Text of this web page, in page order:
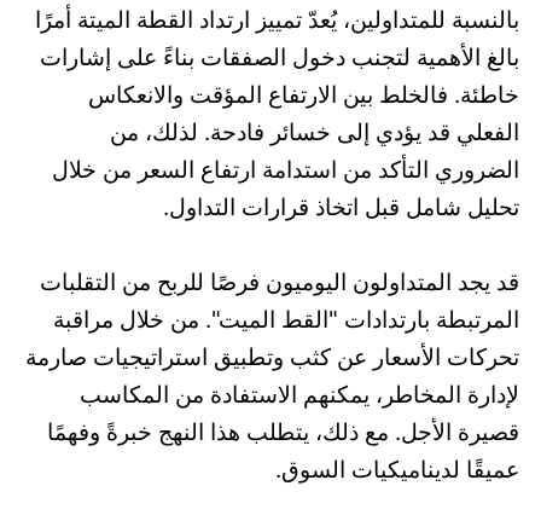
بالنسبة للمتداولين، يُعدّ تمييز ارتداد القطة الميتة أمرًا
بالغ الأهمية لتجنب دخول الصفقات بناءً على إشارات
خاطئة. فالخلط بين الارتفاع المؤقت والانعكاس
الفعلي قد يؤدي إلى خسائر فادحة. لذلك، من
الضروري التأكد من استدامة ارتفاع السعر من خلال
تحليل شامل قبل اتخاذ قرارات التداول.
قد يجد المتداولون اليوميون فرصًا للربح من التقلبات
المرتبطة بارتدادات "القط الميت". من خلال مراقبة
تحركات الأسعار عن كثب وتطبيق استراتيجيات صارمة
لإدارة المخاطر، يمكنهم الاستفادة من المكاسب
قصيرة الأجل. مع ذلك، يتطلب هذا النهج خبرةً وفهمًا
عميقًا لديناميكيات السوق.